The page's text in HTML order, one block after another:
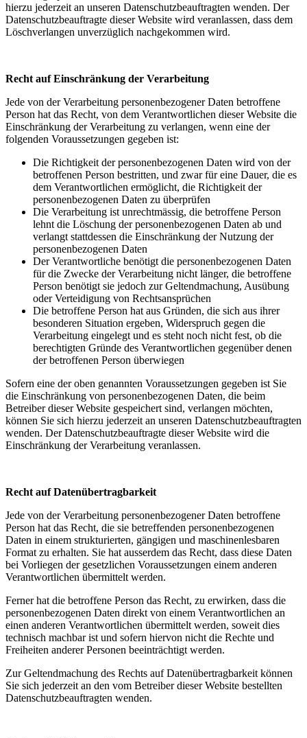
hierzu jederzeit an unseren Datenschutzbeauftragten wenden. Der
Datenschutzbeauftragte dieser Website wird veranlassen, dass dem
Löschverlangen unverzüglich nachgekommen wird.
Recht auf Einschränkung der Verarbeitung
Jede von der Verarbeitung personenbezogener Daten betroffene
Person hat das Recht, von dem Verantwortlichen dieser Website die
Einschränkung der Verarbeitung zu verlangen, wenn eine der
folgenden Voraussetzungen gegeben ist:
Die Richtigkeit der personenbezogenen Daten wird von der
betroffenen Person bestritten, und zwar für eine Dauer, die es
dem Verantwortlichen ermöglicht, die Richtigkeit der
personenbezogenen Daten zu überprüfen
Die Verarbeitung ist unrechtmässig, die betroffene Person
lehnt die Löschung der personenbezogenen Daten ab und
verlangt stattdessen die Einschränkung der Nutzung der
personenbezogenen Daten
Der Verantwortliche benötigt die personenbezogenen Daten
für die Zwecke der Verarbeitung nicht länger, die betroffene
Person benötigt sie jedoch zur Geltendmachung, Ausübung
oder Verteidigung von Rechtsansprüchen
Die betroffene Person hat aus Gründen, die sich aus ihrer
besonderen Situation ergeben, Widerspruch gegen die
Verarbeitung eingelegt und es steht noch nicht fest, ob die
berechtigten Gründe des Verantwortlichen gegenüber denen
der betroffenen Person überwiegen
Sofern eine der oben genannten Voraussetzungen gegeben ist Sie
die Einschränkung von personenbezogenen Daten, die beim
Betreiber dieser Website gespeichert sind, verlangen möchten,
können Sie sich hierzu jederzeit an unseren Datenschutzbeauftragten
wenden. Der Datenschutzbeauftragte dieser Website wird die
Einschränkung der Verarbeitung veranlassen.
Recht auf Datenübertragbarkeit
Jede von der Verarbeitung personenbezogener Daten betroffene
Person hat das Recht, die sie betreffenden personenbezogenen
Daten in einem strukturierten, gängigen und maschinenlesbaren
Format zu erhalten. Sie hat ausserdem das Recht, dass diese Daten
bei Vorliegen der gesetzlichen Voraussetzungen einem anderen
Verantwortlichen übermittelt werden.
Ferner hat die betroffene Person das Recht, zu erwirken, dass die
personenbezogenen Daten direkt von einem Verantwortlichen an
einen anderen Verantwortlichen übermittelt werden, soweit dies
technisch machbar ist und sofern hiervon nicht die Rechte und
Freiheiten anderer Personen beeinträchtigt werden.
Zur Geltendmachung des Rechts auf Datenübertragbarkeit können
Sie sich jederzeit an den vom Betreiber dieser Website bestellten
Datenschutzbeauftragten wenden.